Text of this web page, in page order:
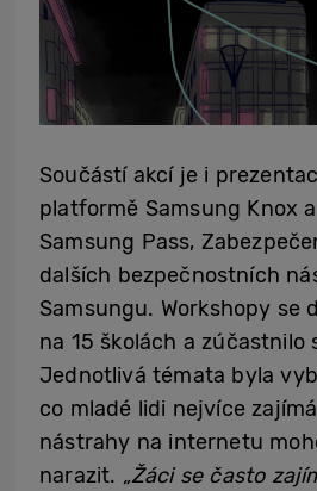
Součástí akcí je i
platformě Samsung Knox
Samsung Pass,
dalších bezpečnostních
Samsungu. Workshopy se
na 15 školách a zúčastnilo
Jednotlivá témata byla
co mladé lidi nejvíce
nástrahy na internetu
narazit. „Žáci se často